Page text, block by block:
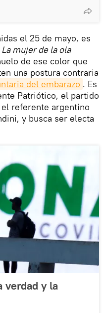
el 25 de mayo, es
La mujer de la ola
de ese color que
una postura contraria
del embarazo . Es
Patriótico, el partido
referente argentino
y busca ser electa
verdad y la